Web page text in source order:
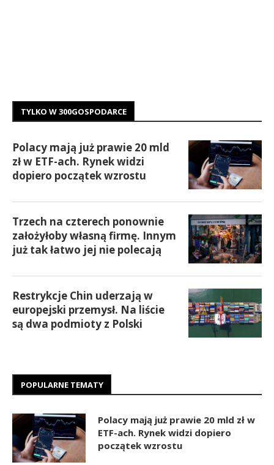
TYLKO W 300GOSPODARCE
Polacy mają już prawie 20 mld
zł w ETF-ach. Rynek widzi
dopiero początek wzrostu
Trzech na czterech ponownie
założyłoby własną firmę. Innym
już tak łatwo jej nie polecają
Restrykcje Chin uderzają w
europejski przemysł. Na liście
są dwa podmioty z Polski
POPULARNE TEMATY
Polacy mają już prawie 20 mld zł w
ETF-ach. Rynek widzi dopiero
początek wzrostu